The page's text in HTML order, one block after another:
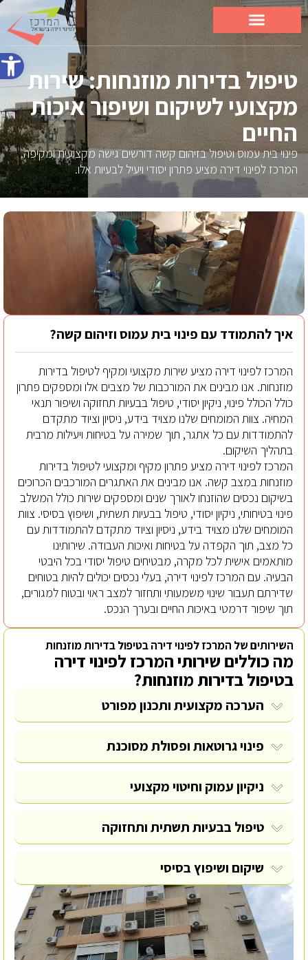
פתח
טיפול בדירות מוזנחות: שירות
מקצועי לשיקום ושיפור איכות
החיים
פינוי בית עמוס וטיפול בזיהום קשה דורשים גישה מקצועית ומקיפה.
המרכז לפינוי דירה מציע פתרון יסודי ויעיל לבעיות אלו.
איך להתמודד עםפינוי בית עמוסוזיהום קשה?
המרכז לפינוי דירה מציע שירות מקצועי ומקיף לטיפול בדירות
מוזנחות. אנו מבינים את המורכבות של מצבים אלו ומספקים פתרון
כולל הכולל פינוי, ניקיון יסודי, טיפול בבעיות תחזוקה ושיפור תנאי
המחיה. צוות המומחים שלנו מצויד בידע, ניסיון וציוד מתקדם
להתמודדות עם כל אתגר, תוך שמירה על בטיחות ויעילות מרבית
בתהליך השיקום.
המרכז לפינוי דירה מציע פתרון מקיף ומקצועי לטיפול בדירות
מוזנחות במצב קשה. אנו מבינים את האתגרים המורכבים הכרוכים
בשיקום נכסים שהוזנחו לאורך שנים ומספקים שירות כולל המשלב
פינוי בטיחותי, ניקיון יסודי, טיפול בבעיות תשתית, ושיפוץ בסיסי. צוות
המומחים שלנו מצויד בידע, ניסיון וציוד מתקדם להתמודדות עם
כל מצב, תוך הקפדה על בטיחות ואיכות העבודה. שירותינו
מותאמים אישית לכל מקרה, מבטיחים טיפול יסודי בכל היבטי
הבעיה. עם המרכז לפינוי דירה, בעלי נכסים יכולים להיות בטוחים
שדירתם תעבור שינוי משמעותי ותחזור למצב ראוי ובטוח למגורים,
תוך שיפור דרמטי באיכות החיים ובערך הנכס.
השירותים של המרכז לפינוי דירה בטיפול בדירות מוזנחות
מה כוללים שירותי המרכז לפינוי דירה
בטיפול בדירות מוזנחות?
הערכה מקצועית ותכנון מפורט
פינוי גרוטאותופסולת מסוכנת
ניקיון עמוק וחיטוי מקצועי
טיפול בבעיות תשתית ותחזוקה
שיקום ושיפוץ בסיסי